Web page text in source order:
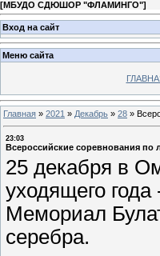
[МБУДО СДЮШОР "ФЛАМИНГО"]
Вход на сайт
Меню сайта
Главная » 2021 » Декабрь » 28 »
23:03
Всероссийские соревнования по
25 декабря в
уходящего года
Мемориал
серебра.